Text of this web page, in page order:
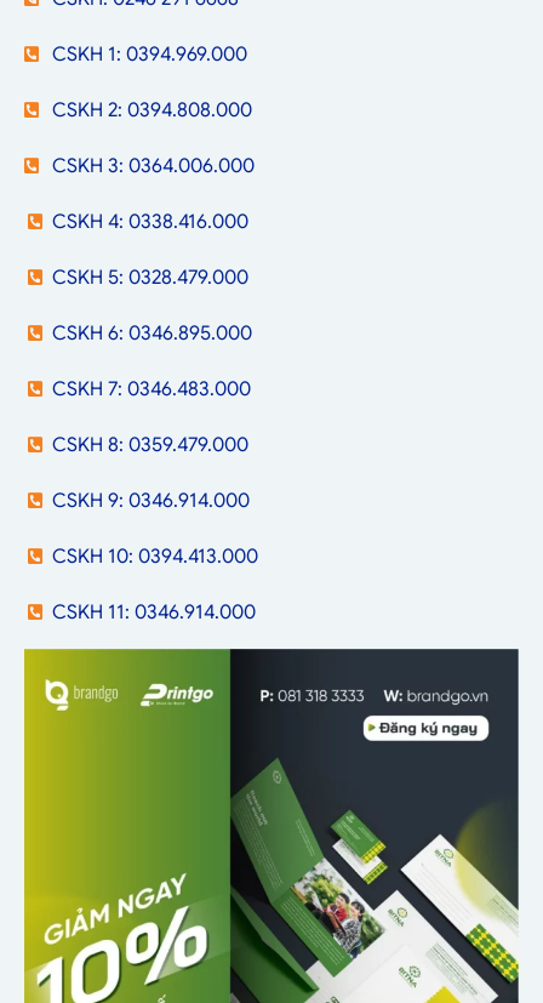
CSKH 1: 0394.969.000
CSKH 2: 0394.808.000
CSKH 3: 0364.006.000
CSKH 4: 0338.416.000
CSKH 5: 0328.479.000
CSKH 6: 0346.895.000
CSKH 7: 0346.483.000
CSKH 8: 0359.479.000
CSKH 9: 0346.914.000
CSKH 10: 0394.413.000
CSKH 11: 0346.914.000